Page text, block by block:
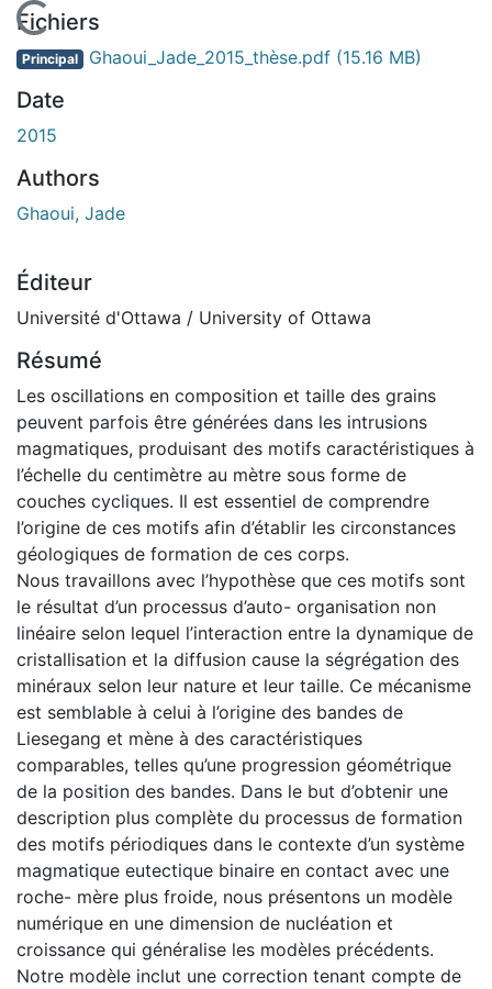
En cours de chargement...
Fichiers
Principal Ghaoui_Jade_2015_thèse.pdf (15.16 MB)
Date
2015
Authors
Ghaoui, Jade
Éditeur
Université d'Ottawa / University of Ottawa
Résumé
Les oscillations en composition et taille des grains
peuvent parfois être générées dans les intrusions
magmatiques, produisant des motifs caractéristiques à
l’échelle du centimètre au mètre sous forme de
couches cycliques. Il est essentiel de comprendre
l’origine de ces motifs afin d’établir les circonstances
géologiques de formation de ces corps.
Nous travaillons avec l’hypothèse que ces motifs sont
le résultat d’un processus d’auto- organisation non
linéaire selon lequel l’interaction entre la dynamique de
cristallisation et la diffusion cause la ségrégation des
minéraux selon leur nature et leur taille. Ce mécanisme
est semblable à celui à l’origine des bandes de
Liesegang et mène à des caractéristiques
comparables, telles qu’une progression géométrique
de la position des bandes. Dans le but d’obtenir une
description plus complète du processus de formation
des motifs périodiques dans le contexte d’un système
magmatique eutectique binaire en contact avec une
roche- mère plus froide, nous présentons un modèle
numérique en une dimension de nucléation et
croissance qui généralise les modèles précédents.
Notre modèle inclut une correction tenant compte de